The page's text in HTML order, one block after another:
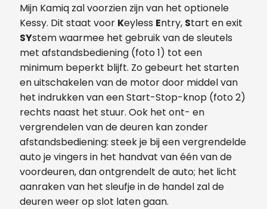
Mijn Kamiq zal voorzien zijn van het optionele
Kessy. Dit staat voor Keyless Entry, Start en exit
SYstem waarmee het gebruik van de sleutels
met afstandsbediening (foto 1) tot een
minimum beperkt blijft. Zo gebeurt het starten
en uitschakelen van de motor door middel van
het indrukken van een Start-Stop-knop (foto 2)
rechts naast het stuur. Ook het ont- en
vergrendelen van de deuren kan zonder
afstandsbediening: steek je bij een vergrendelde
auto je vingers in het handvat van één van de
voordeuren, dan ontgrendelt de auto; het licht
aanraken van het sleufje in de handel zal de
deuren weer op slot laten gaan.